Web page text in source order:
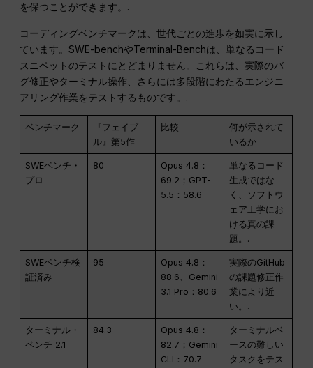
を保つことができます。.
コーディングベンチマークは、世代ごとの進歩を如実に示し
ています。SWE-benchやTerminal-Benchは、単なるコード
スニペットのテストにとどまりません。これらは、実際のバ
グ修正やターミナル操作、さらには多段階にわたるエンジニ
アリング作業をテストするものです。.
ベンチマーク
『フェイブ
ル』第5作
比較
何が示されて
いるか
SWEベンチ・
プロ
80
Opus 4.8：
69.2；GPT-
5.5：58.6
単なるコード
生成ではな
く、ソフトウ
ェア工学にお
ける真の課
題。.
SWEベンチ検
証済み
95
Opus 4.8：
88.6、Gemini
3.1 Pro：80.6
実際のGitHub
の課題修正作
業により近
い。.
ターミナル・
ベンチ 2.1
84.3
Opus 4.8：
82.7；Gemini
CLI：70.7
ターミナルベ
ースの難しい
タスクをテス